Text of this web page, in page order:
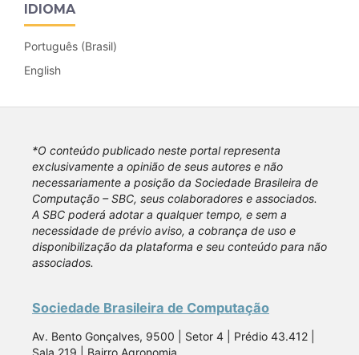
IDIOMA
Português (Brasil)
English
*O conteúdo publicado neste portal representa
exclusivamente a opinião de seus autores e não
necessariamente a posição da Sociedade Brasileira de
Computação – SBC, seus colaboradores e associados.
A SBC poderá adotar a qualquer tempo, e sem a
necessidade de prévio aviso, a cobrança de uso e
disponibilização da plataforma e seu conteúdo para não
associados.
Sociedade Brasileira de Computação
Av. Bento Gonçalves, 9500 | Setor 4 | Prédio 43.412 |